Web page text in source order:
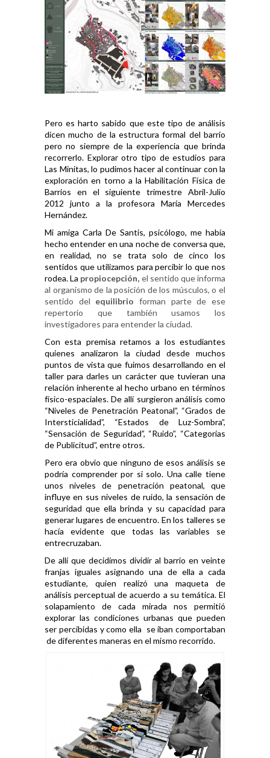
Pero es harto sabido que este tipo de análisis
dicen mucho de la estructura formal del barrio
pero no siempre de la experiencia que brinda
recorrerlo. Explorar otro tipo de estudios para
Las Minitas, lo pudimos hacer al continuar con la
exploración en torno a la Habilitación Física de
Barrios en el siguiente trimestre Abril-Julio
2012 junto a la profesora María Mercedes
Hernández.
Mi amiga Carla De Santis, psicólogo, me había
hecho entender en una noche de conversa que,
en realidad, no se trata solo de cinco los
sentidos que utilizamos para percibir lo que nos
rodea. La propiocepción, el sentido que informa
al organismo de la posición de los músculos, o el
sentido del equilibrio forman parte de ese
repertorio que también usamos los
investigadores para entender la ciudad.
Con esta premisa retamos a los estudiantes
quienes analizaron la ciudad desde muchos
puntos de vista que fuimos desarrollando en el
taller para darles un carácter que tuvieran una
relación inherente al hecho urbano en términos
físico-espaciales. De allí surgieron análisis como
“Niveles de Penetración Peatonal”, “Grados de
Intersticialidad”, “Estados de Luz-Sombra”,
“Sensación de Seguridad”, “Ruido”, “Categorías
de Publicitud”, entre otros.
Pero era obvio que ninguno de esos análisis se
podría comprender por si solo. Una calle tiene
unos niveles de penetración peatonal, que
influye en sus niveles de ruido, la sensación de
seguridad que ella brinda y su capacidad para
generar lugares de encuentro. En los talleres se
hacía evidente que todas las variables se
entrecruzaban.
De allí que decidimos dividir al barrio en veinte
franjas iguales asignando una de ella a cada
estudiante, quien realizó una maqueta de
análisis perceptual de acuerdo a su temática. El
solapamiento de cada mirada nos permitió
explorar las condiciones urbanas que pueden
ser percibidas y como ella se iban comportaban
de diferentes maneras en el mismo recorrido.